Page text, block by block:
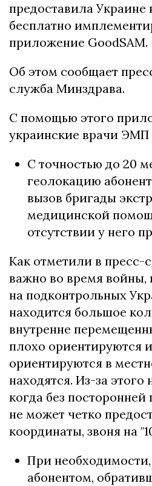
предоставила Украине
бесплатно
приложение GoodSAM.
Об этом сообщает
служба Минздрава.
С помощью этого
украинские врачи ЭМП
С точностью до 20
геолокацию
вызов бригады
медицинской
отсутствии у него
Как отметили в пресс-
важно во время войны,
на подконтрольных
находится большое
внутренне
плохо ориентируются
ориентируются в
находятся. Из-за этого
когда без
не может четко
координаты, звоня на
При
абонентом,